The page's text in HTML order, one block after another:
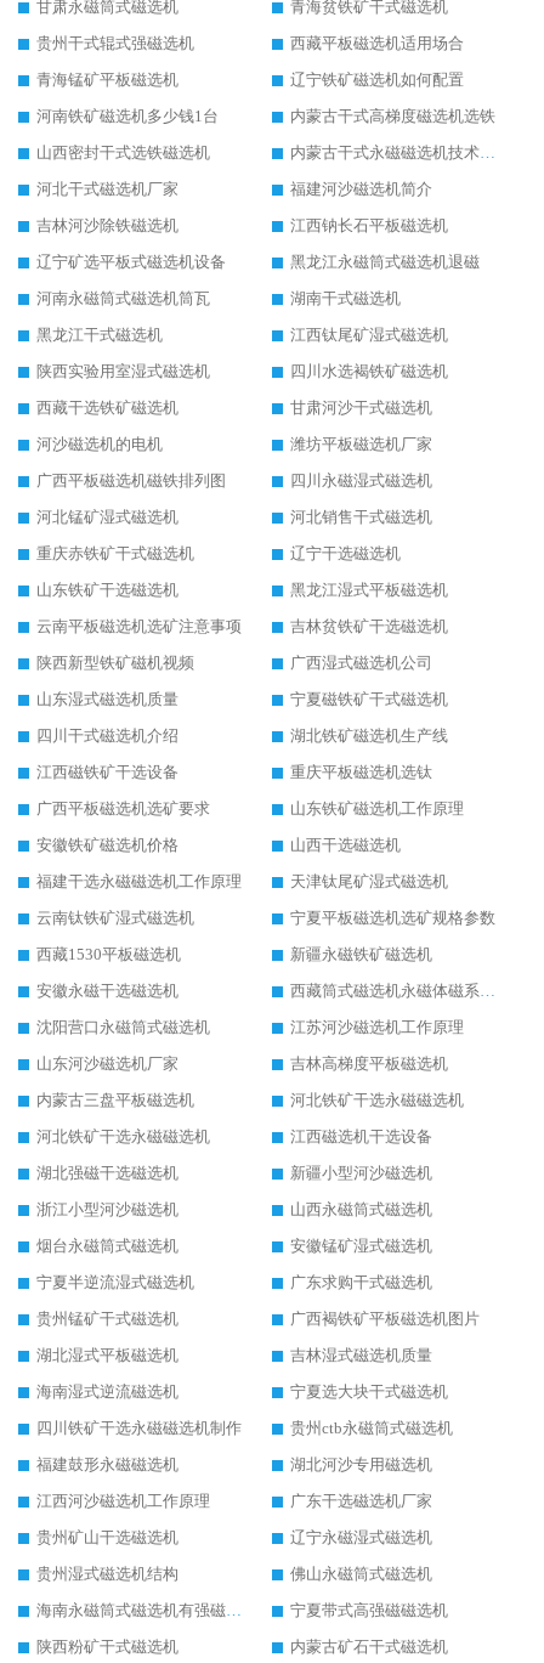
甘肃永磁筒式磁选机
青海贫铁矿干式磁选机
贵州干式辊式强磁选机
西藏平板磁选机适用场合
青海锰矿平板磁选机
辽宁铁矿磁选机如何配置
河南铁矿磁选机多少钱1台
内蒙古干式高梯度磁选机选铁
山西密封干式选铁磁选机
内蒙古干式永磁磁选机技术要求
河北干式磁选机厂家
福建河沙磁选机简介
吉林河沙除铁磁选机
江西钠长石平板磁选机
辽宁矿选平板式磁选机设备
黑龙江永磁筒式磁选机退磁
河南永磁筒式磁选机筒瓦
湖南干式磁选机
黑龙江干式磁选机
江西钛尾矿湿式磁选机
陕西实验用室湿式磁选机
四川水选褐铁矿磁选机
西藏干选铁矿磁选机
甘肃河沙干式磁选机
河沙磁选机的电机
潍坊平板磁选机厂家
广西平板磁选机磁铁排列图
四川永磁湿式磁选机
河北锰矿湿式磁选机
河北销售干式磁选机
重庆赤铁矿干式磁选机
辽宁干选磁选机
山东铁矿干选磁选机
黑龙江湿式平板磁选机
云南平板磁选机选矿注意事项
吉林贫铁矿干选磁选机
陕西新型铁矿磁机视频
广西湿式磁选机公司
山东湿式磁选机质量
宁夏磁铁矿干式磁选机
四川干式磁选机介绍
湖北铁矿磁选机生产线
江西磁铁矿干选设备
重庆平板磁选机选钛
广西平板磁选机选矿要求
山东铁矿磁选机工作原理
安徽铁矿磁选机价格
山西干选磁选机
福建干选永磁磁选机工作原理
天津钛尾矿湿式磁选机
云南钛铁矿湿式磁选机
宁夏平板磁选机选矿规格参数
西藏1530平板磁选机
新疆永磁铁矿磁选机
安徽永磁干选磁选机
西藏筒式磁选机永磁体磁系设计
沈阳营口永磁筒式磁选机
江苏河沙磁选机工作原理
山东河沙磁选机厂家
吉林高梯度平板磁选机
内蒙古三盘平板磁选机
河北铁矿干选永磁磁选机
河北铁矿干选永磁磁选机
江西磁选机干选设备
湖北强磁干选磁选机
新疆小型河沙磁选机
浙江小型河沙磁选机
山西永磁筒式磁选机
烟台永磁筒式磁选机
安徽锰矿湿式磁选机
宁夏半逆流湿式磁选机
广东求购干式磁选机
贵州锰矿干式磁选机
广西褐铁矿平板磁选机图片
湖北湿式平板磁选机
吉林湿式磁选机质量
海南湿式逆流磁选机
宁夏选大块干式磁选机
四川铁矿干选永磁磁选机制作
贵州ctb永磁筒式磁选机
福建鼓形永磁磁选机
湖北河沙专用磁选机
江西河沙磁选机工作原理
广东干选磁选机厂家
贵州矿山干选磁选机
辽宁永磁湿式磁选机
贵州湿式磁选机结构
佛山永磁筒式磁选机
海南永磁筒式磁选机有强磁的吗
宁夏带式高强磁磁选机
陕西粉矿干式磁选机
内蒙古矿石干式磁选机